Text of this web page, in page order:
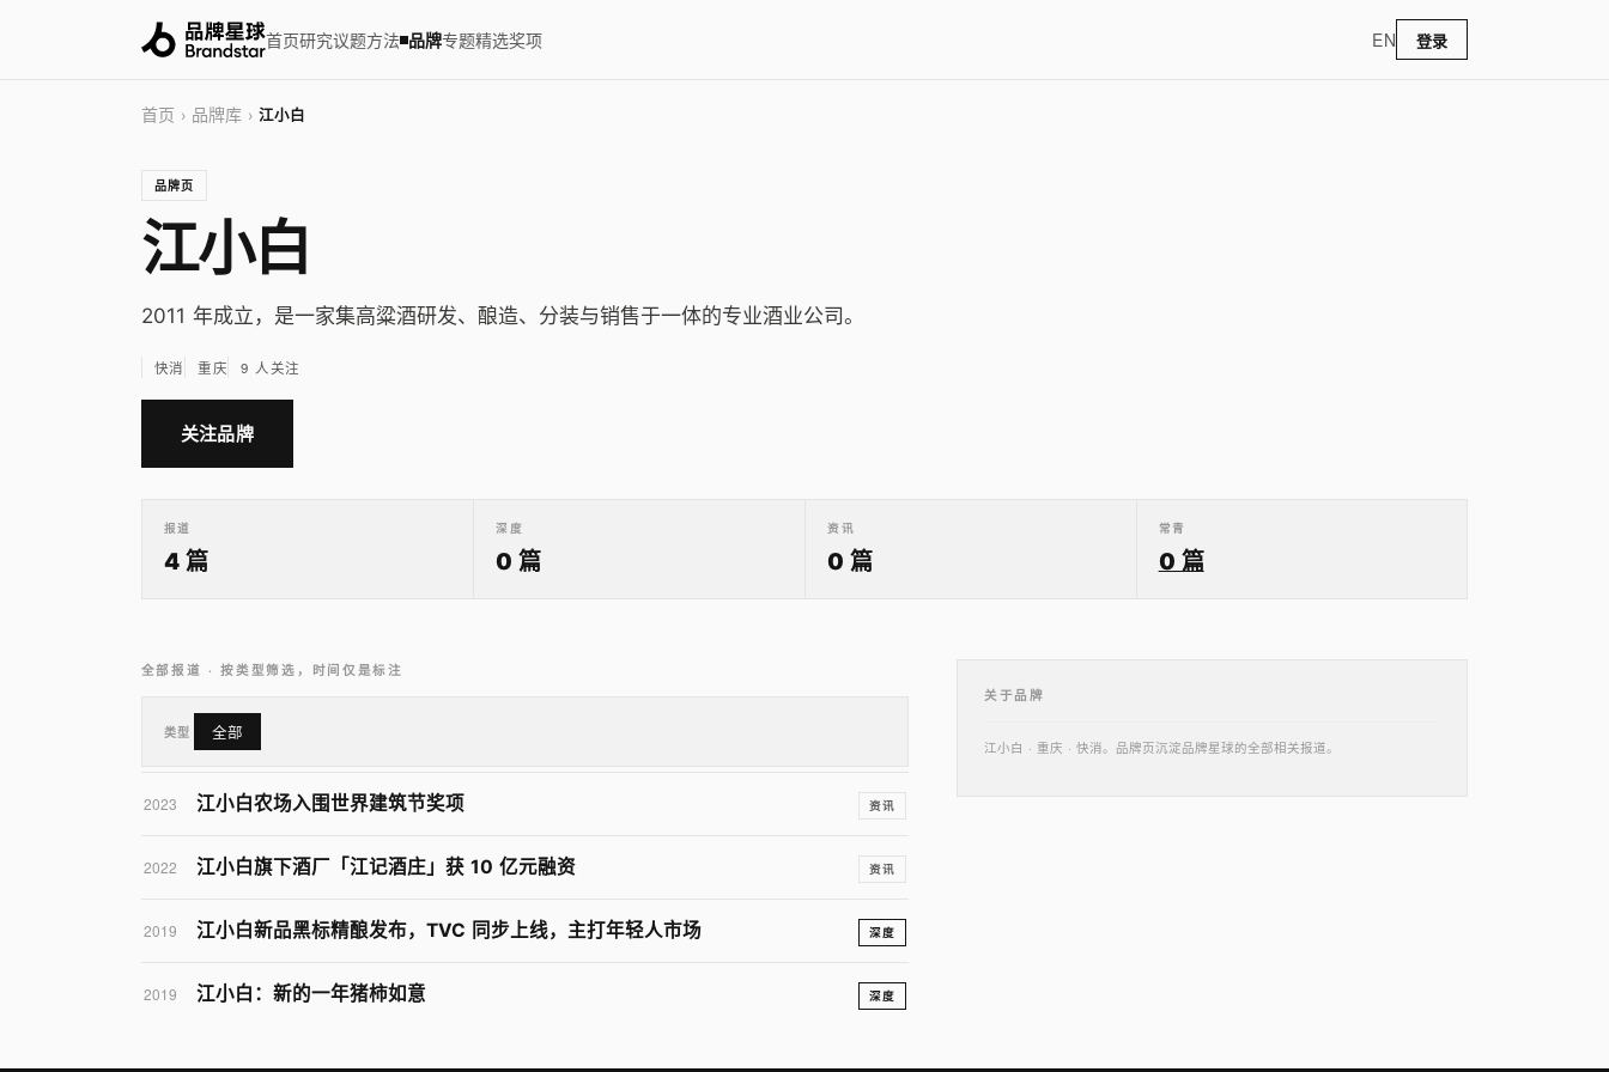
首页研究议题方法 品牌专题精选奖项 EN 登录
首页 › 品牌库› 江小白
品牌页
江小白
2011 年成立，是一家集高粱酒研发、酿造、分装与销售于一体的专业酒业公司。
快消 重庆 9 人关注
关注品牌
报道
4 篇
深度
0 篇
资讯
0 篇
常青
0 篇
全部报道 · 按类型筛选，时间仅是标注
类型 全部
2023 江小白农场入围世界建筑节奖项 资讯
2022 江小白旗下酒厂「江记酒庄」获 10 亿元融资 资讯
2019 江小白新品黑标精酿发布，TVC 同步上线，主打年轻人市场 深度
2019 江小白：新的一年猪柿如意 深度
关于品牌
江小白 · 重庆 · 快消。品牌页沉淀品牌星球的全部相关报道。